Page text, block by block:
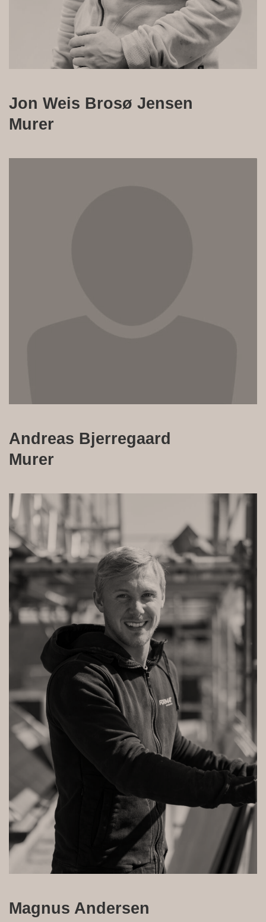
Jon Weis Brosø Jensen
Murer
Andreas Bjerregaard
Murer
Magnus Andersen